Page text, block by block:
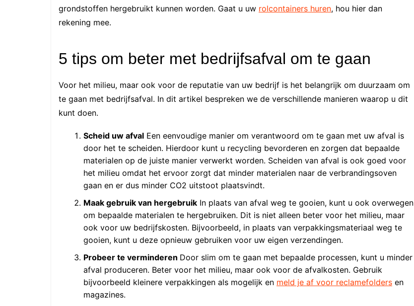
grondstoffen hergebruikt kunnen worden. Gaat u uw rolcontainers huren, hou hier dan
rekening mee.
5 tips om beter met bedrijfsafval om te gaan
Voor het milieu, maar ook voor de reputatie van uw bedrijf is het belangrijk om duurzaam om
te gaan met bedrijfsafval. In dit artikel bespreken we de verschillende manieren waarop u dit
kunt doen.
Scheid uw afval Een eenvoudige manier om verantwoord om te gaan met uw afval is
door het te scheiden. Hierdoor kunt u recycling bevorderen en zorgen dat bepaalde
materialen op de juiste manier verwerkt worden. Scheiden van afval is ook goed voor
het milieu omdat het ervoor zorgt dat minder materialen naar de verbrandingsoven
gaan en er dus minder CO2 uitstoot plaatsvindt.
Maak gebruik van hergebruik In plaats van afval weg te gooien, kunt u ook overwegen
om bepaalde materialen te hergebruiken. Dit is niet alleen beter voor het milieu, maar
ook voor uw bedrijfskosten. Bijvoorbeeld, in plaats van verpakkingsmateriaal weg te
gooien, kunt u deze opnieuw gebruiken voor uw eigen verzendingen.
Probeer te verminderen Door slim om te gaan met bepaalde processen, kunt u minder
afval produceren. Beter voor het milieu, maar ook voor de afvalkosten. Gebruik
bijvoorbeeld kleinere verpakkingen als mogelijk en meld je af voor reclamefolders en
magazines.